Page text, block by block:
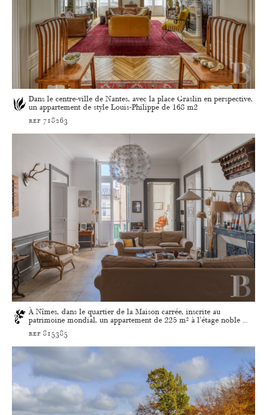
Dans le centre-ville de Nantes, avec la place Graslin en perspective,
un appartement de style Louis-Philippe de 168 m2
ref 718263
À Nîmes, dans le quartier de la Maison carrée, inscrite au
patrimoine mondial, un appartement de 225 m² à l'étage noble ...
ref 815385